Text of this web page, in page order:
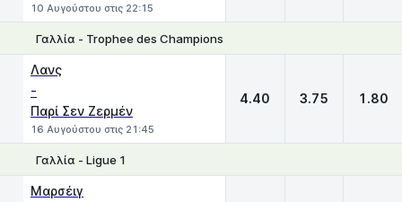
10 Αυγούστου στις 22:15
Γαλλία - Trophee des Champions
Λανς
-
Παρί Σεν Ζερμέν
16 Αυγούστου στις 21:45
4.40 3.75 1.80
Γαλλία - Ligue 1
Μαρσέιγ